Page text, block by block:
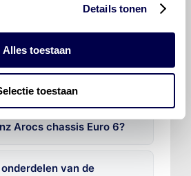
Details tonen
Alles toestaan
toestaan
Benz Arocs chassis
8x4/4 (chassis)?
gaat er in een
Arocs chassis Euro 6?
van de